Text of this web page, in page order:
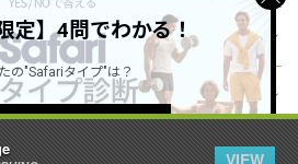
VIEW
定】4問でわかる！
の"Safariタイプ"は？
しくはこちら ＞